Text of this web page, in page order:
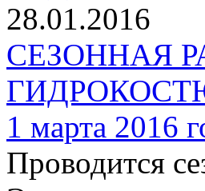
28.01.2016
СЕЗОННАЯ
1 марта 2016
Проводится